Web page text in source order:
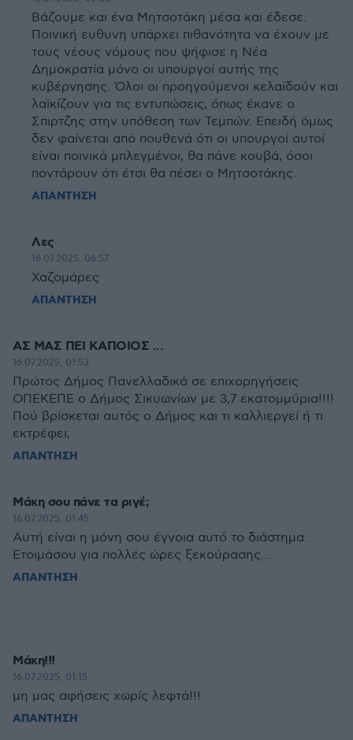
Βάζουμε και ένα Μητσοτάκη μέσα και έδεσε.
Ποινική ευθυνη υπάρχει πιθανότητα να έχουν με
τους νέους νόμους που ψήφισε η Νέα
Δημοκρατία μόνο οι υπουργοί αυτής της
κυβέρνησης. Όλοι οι προηγούμενοι κελαϊδούν και
λαϊκίζουν για τις εντυπώσεις, όπως έκανε ο
Σπιρτζης στην υπόθεση των Τεμπών. Επειδή όμως
δεν φαίνεται από πουθενά ότι οι υπουργοί αυτοί
είναι ποινικά μπλεγμένοι, θα πάνε κουβά, όσοι
ποντάρουν ότι έτσι θα πέσει ο Μητσοτάκης.
ΑΠΑΝΤΗΣΗ
Λες
16.07.2025, 06:57
Χαζομάρες
ΑΠΑΝΤΗΣΗ
ΑΣ ΜΑΣ ΠΕΙ ΚΑΠΟΙΟΣ ...
16.07.2025, 01:53
Πρώτος Δήμος Πανελλαδικά σε επιχορηγήσεις
ΟΠΕΚΕΠΕ ο Δήμος Σικυωνίων με 3,7 εκατομμύρια!!!!
Πού βρίσκεται αυτός ο Δήμος και τι καλλιεργεί ή τι
εκτρέφει;
ΑΠΑΝΤΗΣΗ
Μάκη σου πάνε τα ριγέ;
16.07.2025, 01:45
Αυτή είναι η μόνη σου έγνοια αυτό το διάστημα.
Ετοιμάσου για πολλές ώρες ξεκούρασης...
ΑΠΑΝΤΗΣΗ
Μάκη!!!
16.07.2025, 01:15
μη μας αφήσεις χωρίς λεφτά!!!
ΑΠΑΝΤΗΣΗ